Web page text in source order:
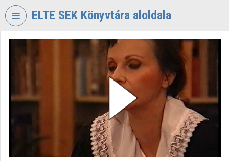
Skip header
ELTE SEK Könyvtára aloldala
SAVARIA
ÉS
Organization home